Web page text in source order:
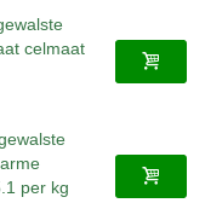
celmaat
per kg